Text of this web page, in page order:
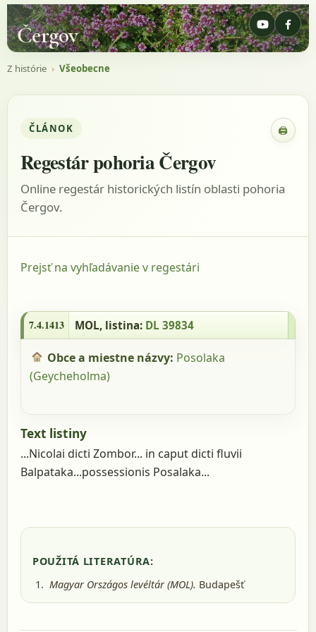
Čergov
Z histórie › Všeobecne
ČLÁNOK 🖨
Regestár pohoria Čergov
Online regestár historických listín oblasti pohoria
Čergov.
Prejsť na vyhľadávanie v regestári
7.4.1413 MOL, listina: DL 39834
Obce a miestne názvy: Posolaka
(Geycheholma)
Text listiny
...Nicolai dicti Zombor... in caput dicti fluvii
Balpataka...possessionis Posalaka...
POUŽITÁ LITERATÚRA:
Magyar Országos levéltár (MOL). Budapešť